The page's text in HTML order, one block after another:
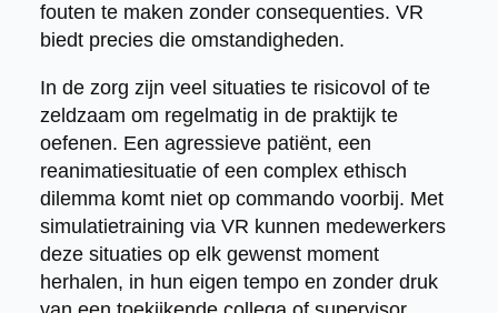
fouten te maken zonder consequenties. VR
biedt precies die omstandigheden.
In de zorg zijn veel situaties te risicovol of te
zeldzaam om regelmatig in de praktijk te
oefenen. Een agressieve patiënt, een
reanimatiesituatie of een complex ethisch
dilemma komt niet op commando voorbij. Met
simulatietraining via VR kunnen medewerkers
deze situaties op elk gewenst moment
herhalen, in hun eigen tempo en zonder druk